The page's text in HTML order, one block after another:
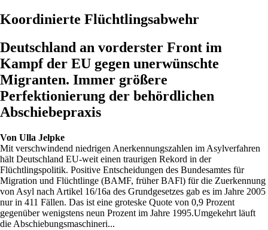
Koordinierte Flüchtlingsabwehr
Deutschland an vorderster Front im
Kampf der EU gegen unerwünschte
Migranten. Immer größere
Perfektionierung der behördlichen
Abschiebepraxis
Von Ulla Jelpke
Mit verschwindend niedrigen Anerkennungszahlen im Asylverfahren
hält Deutschland EU-weit einen traurigen Rekord in der
Flüchtlingspolitik. Positive Entscheidungen des Bundesamtes für
Migration und Flüchtlinge (BAMF, früher BAFl) für die Zuerkennung
von Asyl nach Artikel 16/16a des Grundgesetzes gab es im Jahre 2005
nur in 411 Fällen. Das ist eine groteske Quote von 0,9 Prozent
gegenüber wenigstens neun Prozent im Jahre 1995.Umgekehrt läuft
die Abschiebungsmaschineri...